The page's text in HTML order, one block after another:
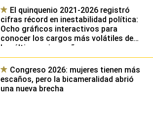
El quinquenio 2021-2026 registró
cifras récord en inestabilidad política:
Ocho gráficos interactivos para
conocer los cargos más volátiles de
los últimos cinco años
Congreso 2026: mujeres tienen más
escaños, pero la bicameralidad abrió
una nueva brecha